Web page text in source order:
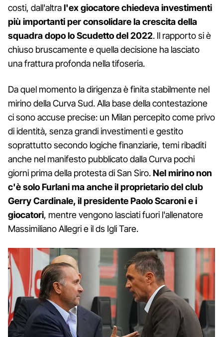
costi, dall'altral'ex giocatore chiedeva investimenti
più importanti per consolidare la crescita della
squadra dopo lo Scudetto del 2022. Il rapporto si è
chiuso bruscamente e quella decisione ha lasciato
una frattura profonda nella tifoseria.
Da quel momento la dirigenza è finita stabilmente nel
mirino della Curva Sud. Alla base della contestazione
ci sono accuse precise: un Milan percepito come privo
di identità, senza grandi investimenti e gestito
soprattutto secondo logiche finanziarie, temi ribaditi
anche nel manifesto pubblicato dalla Curva pochi
giorni prima della protesta di San Siro.Nel mirino non
c'è solo Furlani ma anche il proprietario del club
Gerry Cardinale, il presidente Paolo Scaroni e i
giocatori, mentre vengono lasciati fuori l'allenatore
Massimiliano Allegri e il ds Igli Tare.